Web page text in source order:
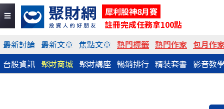
犀利股神8月賽
註冊完成任務拿100點
最新討論 最新文章 焦點文章 熱門標籤 熱門作家 包月作
台股資訊 聚財商城 聚財講座 暢銷排行 精裝套書 影音教